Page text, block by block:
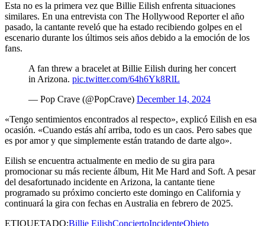
Esta no es la primera vez que Billie Eilish enfrenta situaciones
similares. En una entrevista con The Hollywood Reporter el año
pasado, la cantante reveló que ha estado recibiendo golpes en el
escenario durante los últimos seis años debido a la emoción de los
fans.
A fan threw a bracelet at Billie Eilish during her concert
in Arizona. pic.twitter.com/64h6Yk8RlL
— Pop Crave (@PopCrave) December 14, 2024
«Tengo sentimientos encontrados al respecto», explicó Eilish en esa
ocasión. «Cuando estás ahí arriba, todo es un caos. Pero sabes que
es por amor y que simplemente están tratando de darte algo».
Eilish se encuentra actualmente en medio de su gira para
promocionar su más reciente álbum, Hit Me Hard and Soft. A pesar
del desafortunado incidente en Arizona, la cantante tiene
programado su próximo concierto este domingo en California y
continuará la gira con fechas en Australia en febrero de 2025.
ETIQUETADO:Billie EilishConciertoIncidenteObjeto